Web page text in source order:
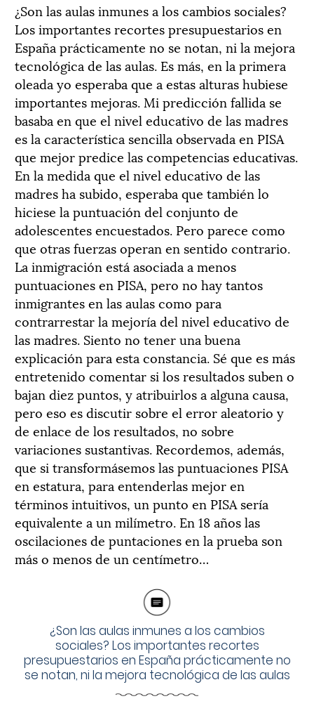
¿Son las aulas inmunes a los cambios sociales?
Los importantes recortes presupuestarios en
España prácticamente no se notan, ni la mejora
tecnológica de las aulas. Es más, en la primera
oleada yo esperaba que a estas alturas hubiese
importantes mejoras. Mi predicción fallida se
basaba en que el nivel educativo de las madres
es la característica sencilla observada en PISA
que mejor predice las competencias educativas.
En la medida que el nivel educativo de las
madres ha subido, esperaba que también lo
hiciese la puntuación del conjunto de
adolescentes encuestados. Pero parece como
que otras fuerzas operan en sentido contrario.
La inmigración está asociada a menos
puntuaciones en PISA, pero no hay tantos
inmigrantes en las aulas como para
contrarrestar la mejoría del nivel educativo de
las madres. Siento no tener una buena
explicación para esta constancia. Sé que es más
entretenido comentar si los resultados suben o
bajan diez puntos, y atribuirlos a alguna causa,
pero eso es discutir sobre el error aleatorio y
de enlace de los resultados, no sobre
variaciones sustantivas. Recordemos, además,
que si transformásemos las puntuaciones PISA
en estatura, para entenderlas mejor en
términos intuitivos, un punto en PISA sería
equivalente a un milímetro. En 18 años las
oscilaciones de puntaciones en la prueba son
más o menos de un centímetro…
¿Son las aulas inmunes a los cambios
sociales? Los importantes recortes
presupuestarios en España prácticamente no
se notan, ni la mejora tecnológica de las aulas